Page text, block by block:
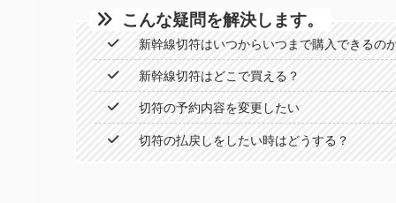
こんな疑問を解決します。
新幹線切符はいつからいつまで購入できるの
新幹線切符はどこで買える？
切符の予約内容を変更したい
切符の払戻しをしたい時はどうする？